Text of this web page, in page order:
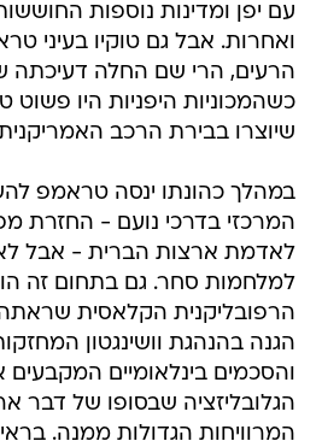
עם יפן ומדינות נוספות
ואחרות. אבל גם טוקיו בעיני
הרעים, הרי שם החלה דעיכתה
כשהמכוניות היפניות היו פשוט
שיוצרו בבירת הרכב
במהלך כהונתו ינסה טראמפ
המרכזי בדרכי נועם - החזרת
לאדמת ארצות הברית - אבל
למלחמות סחר. גם בתחום זה
הרפובליקנית הקלאסית שראתה
הגנה בהנהגת וושינגטון
והסכמים בינלאומיים
הגלובליזציה שבסופו של דבר
המרוויחות הגדולות ממנה.